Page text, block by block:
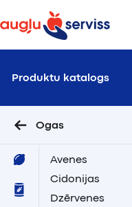
Produktu katalogs
Ogas
Avenes
Cidonijas
Dzērvenes